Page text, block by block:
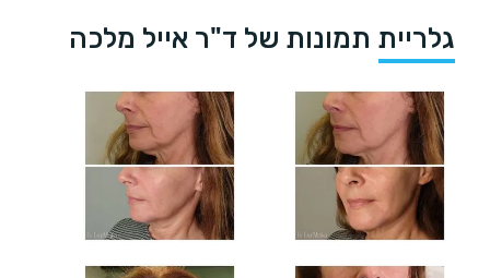
גלריית תמונות של ד"ר אייל מלכה